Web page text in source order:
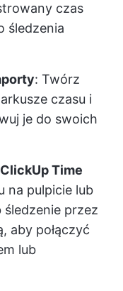
czas
śledzenia
: Twórz
czasu i
je do swoich
ClickUp Time
na pulpicie lub
śledzenie przez
aby połączyć
lub